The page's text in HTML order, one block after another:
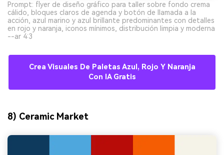
Prompt: flyer de diseño gráfico para taller sobre fondo crema
cálido, bloques claros de agenda y botón de llamada a la
acción, azul marino y azul brillante predominantes con detalles
en rojo y naranja, iconos mínimos, distribución limpia y moderna
--ar 4:3
Crea Visuales De Paletas Azul, Rojo Y Naranja
Con IA Gratis
8) Ceramic Market